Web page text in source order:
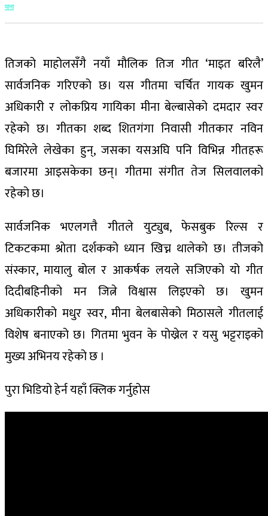
तिजको माहोलसँगै नयाँ मौलिक तिज गीत ‘माइत बरिलै’
सार्वजनिक गरिएको छ। यस गीतमा चर्चित गायक खुमन
अधिकारी र लोकप्रिय गायिका मीना बेल्बासेको दमदार स्वर
रहेको छ। गीतका शब्द शितगंगा निवासी गीतकार नविन
घिमिरेले लेखेका हुन्, जसका यसअघि पनि विभिन्न गीतहरू
बजारमा आइसकेका छन्। गीतमा संगीत तेज सिलवालको
रहेको छ।
सार्वजनिक भएलगत्तै गीतले युट्युब, फेसबुक रिल्स र
टिकटकमा श्रोता दर्शकको ध्यान खिच्न थालेको छ। तीजको
संस्कार, मायालु बोल र आकर्षक लयले सजिएको यो गीत
दिदीबहिनीको मन जित्ने विश्वास लिइएको छ। खुमन
अधिकारीको मधुर स्वर, मीना बेलबासेको मिठासले गीतलाई
विशेष बनाएको छ। गितमा भुवन के पोख्रेल र यसु भट्टराइको
मुख्य अभिनय रहेको छ ।
पुरा भिडियो हेर्न यहाँ क्लिक गर्नुहोस